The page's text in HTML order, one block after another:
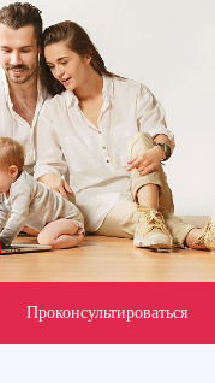
Проконсультироваться